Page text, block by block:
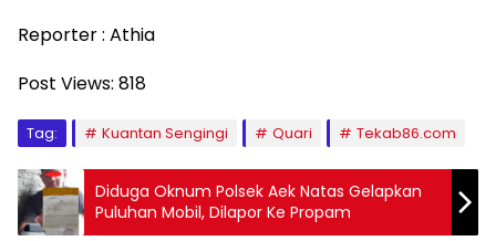
Reporter : Athia
Post Views: 818
Tag: Kuantan Sengingi Quari Tekab86.com
Diduga Oknum Polsek Aek Natas Gelapkan
Puluhan Mobil, Dilapor Ke Propam